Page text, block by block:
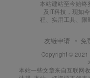
本站建站至今始终
及IT科技，现如
程、实用工具、限
友链申请 免
Copyright © 2021
本站一些文章来自互联网